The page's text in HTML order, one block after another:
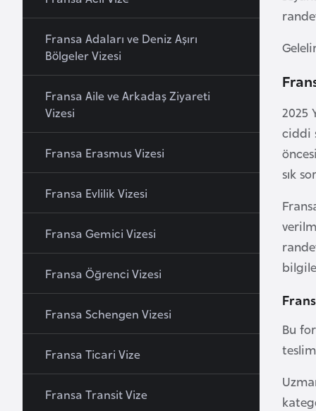
2025
ciddi
sık
Bu
Fransa Adaları ve Deniz Aşırı
Bölgeler Vizesi
Fransa Aile ve Arkadaş Ziyareti
Vizesi
Fransa Erasmus Vizesi
Fransa Evlilik Vizesi
Fransa Gemici Vizesi
Fransa Öğrenci Vizesi
Fransa Schengen Vizesi
Fransa Ticari Vize
Fransa Transit Vize
y
A
a
y
c
a
n
B
a
h
r
e